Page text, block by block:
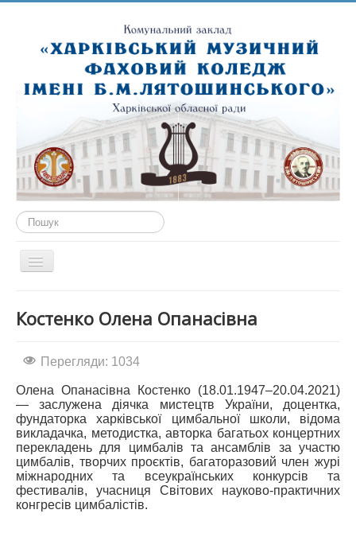
Пошук...
Перемикач
ПРО НАС
ПУБЛІЧНА ІНФОРМАЦІЯ
СТУДЕНТУ
КАБІНЕТ МЕТОДИСТА
НАВЧАЛЬНО-ВИХОВНА РОБОТА
МИСТЕЦЬКІ ПРОЄКТИ
Костенко Олена Опанасівна
Перегляди: 1034
Олена Опанасівна Костенко (18.01.1947–20.04.2021)
— заслужена діячка мистецтв України, доцентка,
фундаторка харківської цимбальної школи, відома
викладачка, методистка, авторка багатьох концертних
перекладень для цимбалів та ансамблів за участю
цимбалів, творчих проєктів, багаторазовий член журі
міжнародних та всеукраїнських конкурсів та
фестивалів, учасниця Світових науково-практичних
конгресів цимбалістів.